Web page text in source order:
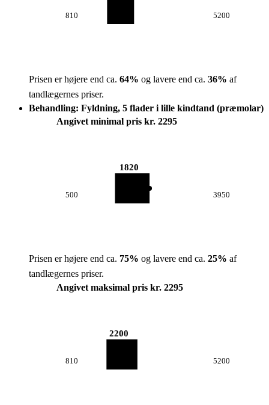
810 5200
Prisen er højere end ca. 64% og lavere end ca. 36% af
tandlægernes priser.
Behandling: Fyldning, 5 flader i lille kindtand (præmolar)
Angivet minimal pris kr. 2295
500
1820
3950
Prisen er højere end ca. 75% og lavere end ca. 25% af
tandlægernes priser.
Angivet maksimal pris kr. 2295
810
2200
5200